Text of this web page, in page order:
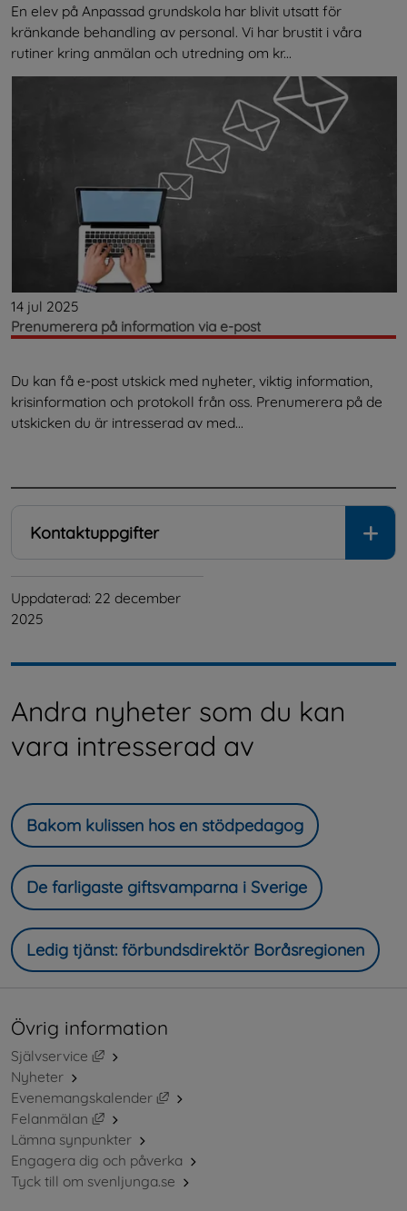
En elev på Anpassad grundskola har blivit utsatt för
kränkande behandling av personal. Vi har brustit i våra
rutiner kring anmälan och utredning om kr...
14 jul 2025
Prenumerera på information via e-post
Du kan få e-post utskick med nyheter, viktig information,
krisinformation och protokoll från oss. Prenumerera på de
utskicken du är intresserad av med...
Kontaktuppgifter
Uppdaterad: 22 december
2025
Andra nyheter som du kan
vara intresserad av
Bakom kulissen hos en stödpedagog
De farligaste giftsvamparna i Sverige
Ledig tjänst: förbundsdirektör Boråsregionen
Övrig information
Självservice
Länk till annan webbplats, öppnas i nytt fönster.
Nyheter
Evenemangskalender
Länk till annan webbplats, öppnas i
Felanmälan
Länk till annan webbplats, öppnas i nytt fönster.
Lämna synpunkter
Engagera dig och påverka
Tyck till om svenljunga.se